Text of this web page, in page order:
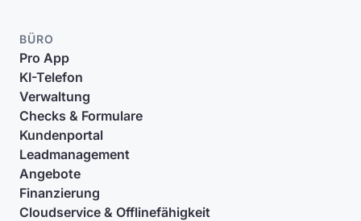
BÜRO
Pro App
KI-Telefon
Verwaltung
Checks & Formulare
Kundenportal
Leadmanagement
Angebote
Finanzierung
Cloudservice & Offlinefähigkeit